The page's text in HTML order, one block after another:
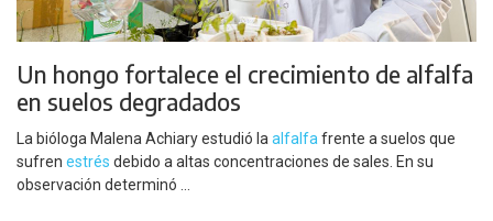
Un hongo fortalece el crecimiento de alfalfa
en suelos degradados
La bióloga Malena Achiary estudió la alfalfa frente a suelos que
sufren estrés debido a altas concentraciones de sales. En su
observación determinó ...